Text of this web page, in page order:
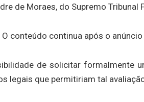
de Moraes, do Supremo Tribunal
O conteúdo continua após o anúncio
de solicitar formalmente
legais que permitiriam tal